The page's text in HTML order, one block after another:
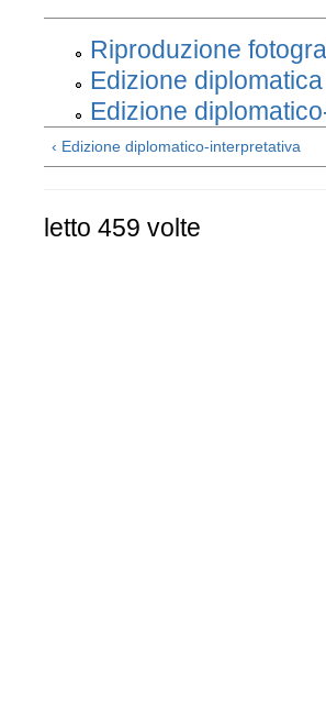
Riproduzione
Edizione diplomatica
Edizione
‹ Edizione diplomatico-interpretativa
letto 459 volte